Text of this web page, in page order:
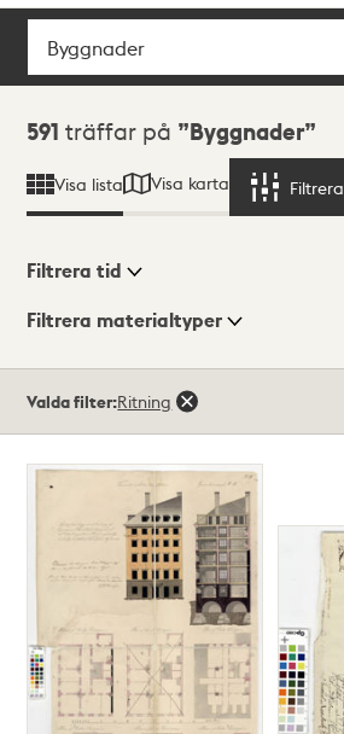
Sök
Sökresultat
591 träffar på Byggnader
Visa lista Visa karta Filtrera
Visningsläge
Filtrera tid
Filtrera materialtyper
591träffar
Valda filter:Ritning